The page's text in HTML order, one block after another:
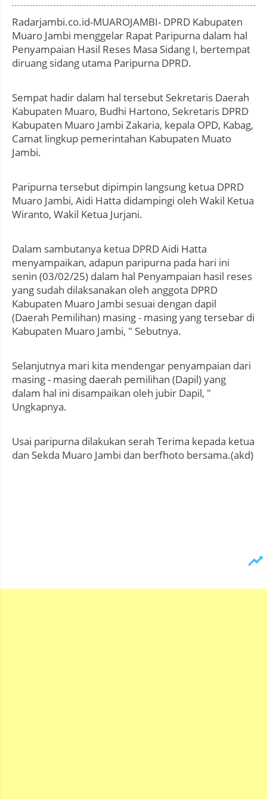
Radarjambi.co.id-MUAROJAMBI- DPRD Kabupaten
Muaro Jambi menggelar Rapat Paripurna dalam hal
Penyampaian Hasil Reses Masa Sidang I, bertempat
diruang sidang utama Paripurna DPRD.
Sempat hadir dalam hal tersebut Sekretaris Daerah
Kabupaten Muaro, Budhi Hartono, Sekretaris DPRD
Kabupaten Muaro Jambi Zakaria, kepala OPD, Kabag,
Camat lingkup pemerintahan Kabupaten Muato
Jambi.
Paripurna tersebut dipimpin langsung ketua DPRD
Muaro Jambi, Aidi Hatta didampingi oleh Wakil Ketua
Wiranto, Wakil Ketua Jurjani.
Dalam sambutanya ketua DPRD Aidi Hatta
menyampaikan, adapun paripurna pada hari ini
senin (03/02/25) dalam hal Penyampaian hasil reses
yang sudah dilaksanakan oleh anggota DPRD
Kabupaten Muaro Jambi sesuai dengan dapil
(Daerah Pemilihan) masing - masing yang tersebar di
Kabupaten Muaro Jambi, " Sebutnya.
Selanjutnya mari kita mendengar penyampaian dari
masing - masing daerah pemilihan (Dapil) yang
dalam hal ini disampaikan oleh jubir Dapil, "
Ungkapnya.
Usai paripurna dilakukan serah Terima kepada ketua
dan Sekda Muaro Jambi dan berfhoto bersama.(akd)